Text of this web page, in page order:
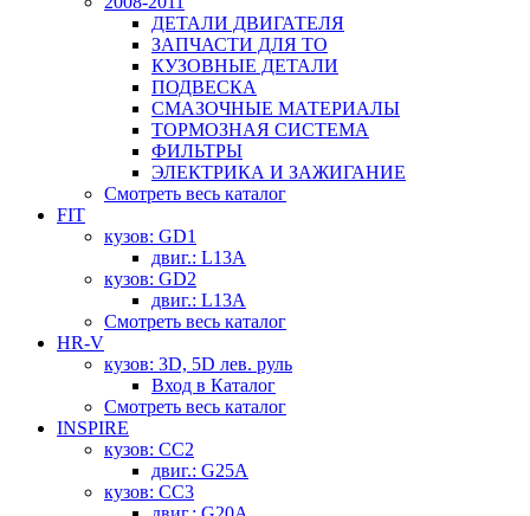
ДЕТАЛИ ДВИГАТЕЛЯ
ЗАПЧАСТИ ДЛЯ ТО
КУЗОВНЫЕ ДЕТАЛИ
ПОДВЕСКА
СМАЗОЧНЫЕ МАТЕРИАЛЫ
ТОРМОЗНАЯ СИСТЕМА
ФИЛЬТРЫ
ЭЛЕКТРИКА И ЗАЖИГАНИЕ
Смотреть весь каталог
FIT
кузов: GD1
двиг.: L13A
кузов: GD2
двиг.: L13A
Смотреть весь каталог
HR-V
кузов: 3D, 5D лев. руль
Вход в Каталог
Смотреть весь каталог
INSPIRE
кузов: CC2
двиг.: G25A
кузов: CC3